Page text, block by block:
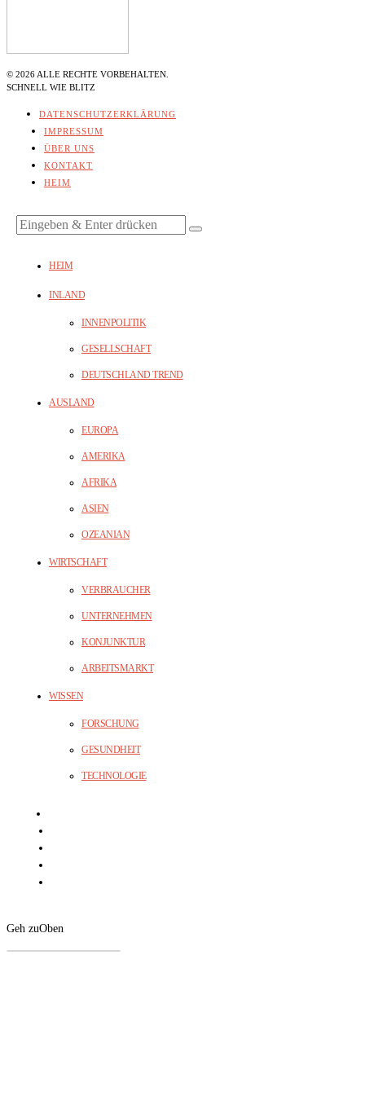
© 2026 ALLE RECHTE VORBEHALTEN.
SCHNELL WIE BLITZ
DATENSCHUTZERKLÄRUNG
IMPRESSUM
ÜBER UNS
KONTAKT
HEIM
HEIM
INLAND
INNENPOLITIK
GESELLSCHAFT
DEUTSCHLAND TREND
AUSLAND
EUROPA
AMERIKA
AFRIKA
ASIEN
OZEANIAN
WIRTSCHAFT
VERBRAUCHER
UNTERNEHMEN
KONJUNKTUR
ARBEITSMARKT
WISSEN
FORSCHUNG
GESUNDHEIT
TECHNOLOGIE
Geh zuOben